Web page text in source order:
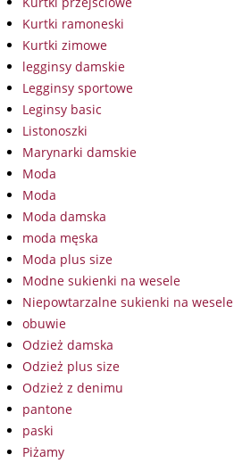
Kurtki ramoneski
Kurtki zimowe
legginsy damskie
Legginsy sportowe
Leginsy basic
Listonoszki
Marynarki damskie
Moda
Moda
Moda damska
moda męska
Moda plus size
Modne sukienki na wesele
Niepowtarzalne sukienki na wesele
obuwie
Odzież damska
Odzież plus size
Odzież z denimu
pantone
paski
Piżamy